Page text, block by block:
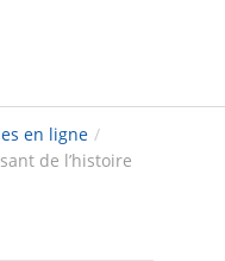
en ligne /
de l’histoire